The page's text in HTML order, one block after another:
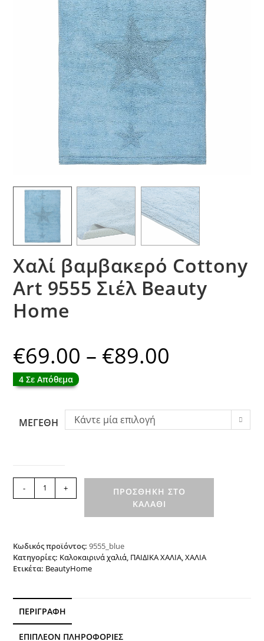
Χαλί βαμβακερό Cottony
Art 9555 Σιέλ Beauty
Home
€69.00 – €89.00
4 Σε Απόθεμα
ΜΕΓΕΘΗ Κάντε μία επιλογή
βαμβακερό
Σιέλ
Beauty
Home
- +
ΠΡΟΣΘΉΚΗ ΣΤΟ
ΚΑΛΆΘΙ
Κωδικός προϊόντος:9555_blue
Κατηγορίες: Καλοκαιρινά χαλιά, ΠΑΙΔΙΚΑ ΧΑΛΙΑ,ΧΑΛΙΑ
Ετικέτα: BeautyHome
ΠΕΡΙΓΡΑΦΉ
ΕΠΙΠΛΈΟΝ ΠΛΗΡΟΦΟΡΊΕΣ